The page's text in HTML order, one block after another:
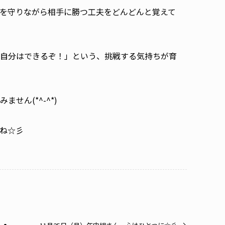
りながら相手に勝つ工夫をどんどんと覚えて
分はできるぞ！」という、挑戦する気持ちが育
ません(*^-^*)
☆彡